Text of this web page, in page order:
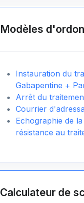
Modèles
Instauration du
Gabapentine +
Arrêt du
Courrier
Echographie de
résistance au
Calculateur de